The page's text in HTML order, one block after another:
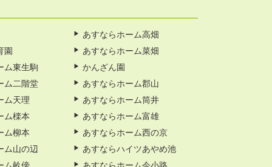
あすならホーム高畑
園
あすならホーム菜畑
ム東生駒
かんざん園
ム二階堂
あすならホーム郡山
ム天理
あすならホーム筒井
ム檪本
あすならホーム富雄
ム柳本
あすならホーム西の京
ム山の辺
あすならハイツあやめ池